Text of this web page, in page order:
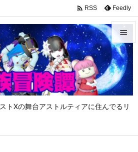
トⅩの舞台アストルティアに住んでるリ


メニュ

サイド

 RSS Feedly